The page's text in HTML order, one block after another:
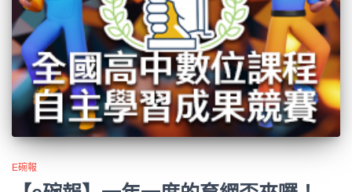
E碗報